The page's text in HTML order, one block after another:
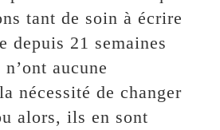
tant de soin à écrire
depuis 21 semaines
aucune
nécessité de changer
alors, ils en sont